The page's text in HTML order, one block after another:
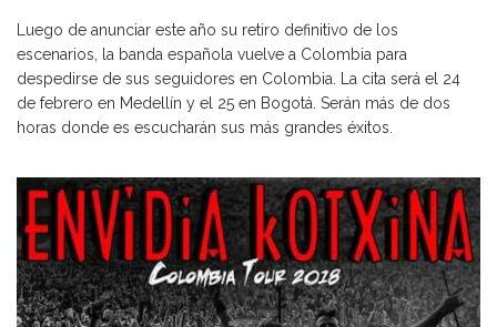
Luego de anunciar este año su retiro definitivo de los
escenarios, la banda española vuelve a Colombia para
despedirse de sus seguidores en Colombia. La cita será el 24
de febrero en Medellín y el 25 en Bogotá. Serán más de dos
horas donde es escucharán sus más grandes éxitos.